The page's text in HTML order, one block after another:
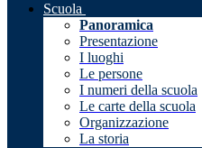
Scuola
Panoramica
Presentazione
I luoghi
Le persone
I numeri della scuola
Le carte della scuola
Organizzazione
La storia